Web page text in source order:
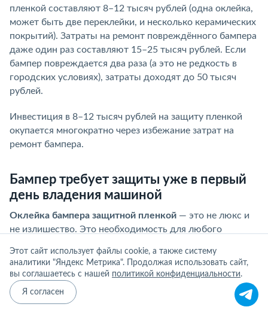
пленкой составляют 8–12 тысяч рублей (одна оклейка,
может быть две переклейки, и несколько керамических
покрытий). Затраты на ремонт повреждённого бампера
даже один раз составляют 15–25 тысяч рублей. Если
бампер повреждается два раза (а это не редкость в
городских условиях), затраты доходят до 50 тысяч
рублей.
Инвестиция в 8–12 тысяч рублей на защиту пленкой
окупается многократно через избежание затрат на
ремонт бампера.
Бампер требует защиты уже в первый
день владения машиной
Оклейка бампера защитной пленкой — это не люкс и
не излишество. Это необходимость для любого
бампер получает максимальное количество
повреждений при движении по российским дорогам, и
защита полиуретановой пленкой на 90–95%
предотвращает эти повреждения.
Этот сайт использует файлы cookie, а также систему
аналитики "Яндекс Метрика". Продолжая использовать сайт,
вы соглашаетесь с нашей политикой конфиденциальности.
Я согласен